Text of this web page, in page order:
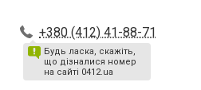
+380 (412) 41-88-71
Будь ласка, скажіть,
що дізналися номер
на сайті 0412.ua